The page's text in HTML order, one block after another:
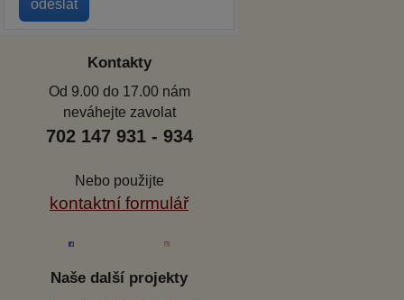
Kontakty
Od 9.00 do 17.00 nám
neváhejte zavolat
702 147 931 - 934
Nebo použijte
kontaktní formulář
Naše další projekty